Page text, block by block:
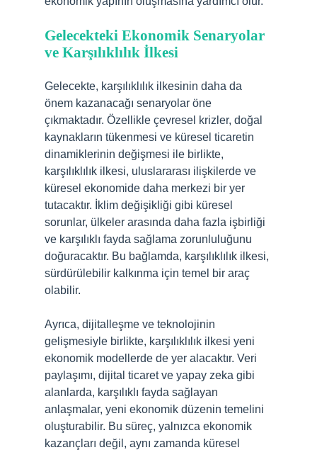
Gelecekteki Ekonomik Senaryolar
ve Karşılıklılık İlkesi
Gelecekte, karşılıklılık ilkesinin daha da
önem kazanacağı senaryolar öne
çıkmaktadır. Özellikle çevresel krizler, doğal
kaynakların tükenmesi ve küresel ticaretin
dinamiklerinin değişmesi ile birlikte,
karşılıklılık ilkesi, uluslararası ilişkilerde ve
küresel ekonomide daha merkezi bir yer
tutacaktır. İklim değişikliği gibi küresel
sorunlar, ülkeler arasında daha fazla işbirliği
ve karşılıklı fayda sağlama zorunluluğunu
doğuracaktır. Bu bağlamda, karşılıklılık ilkesi,
sürdürülebilir kalkınma için temel bir araç
olabilir.
Ayrıca, dijitalleşme ve teknolojinin
gelişmesiyle birlikte, karşılıklılık ilkesi yeni
ekonomik modellerde de yer alacaktır. Veri
paylaşımı, dijital ticaret ve yapay zeka gibi
alanlarda, karşılıklı fayda sağlayan
anlaşmalar, yeni ekonomik düzenin temelini
oluşturabilir. Bu süreç, yalnızca ekonomik
kazançları değil, aynı zamanda küresel